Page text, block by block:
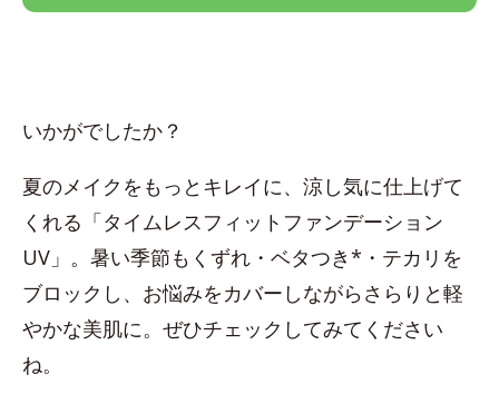
いかがでしたか？
夏のメイクをもっとキレイに、涼し気に仕上げて
くれる「タイムレスフィットファンデーション
UV」。暑い季節もくずれ・ベタつき*・テカリを
ブロックし、お悩みをカバーしながらさらりと軽
やかな美肌に。ぜひチェックしてみてください
ね。